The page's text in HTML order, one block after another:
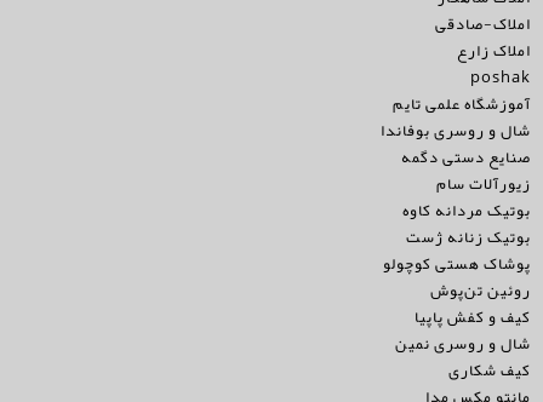
املاک-صادقی
املاک زارع
poshak
آموزشگاه علمی تایم
شال و روسری بوفاندا
صنایع دستی دگمه
زیورآلات سام
بوتیک مردانه کاوه
بوتیک زنانه ژست
پوشاک هستی کوچولو
روئین تن‌پوش
کیف و کفش پاپیا
شال و روسری نمین
کیف شکاری